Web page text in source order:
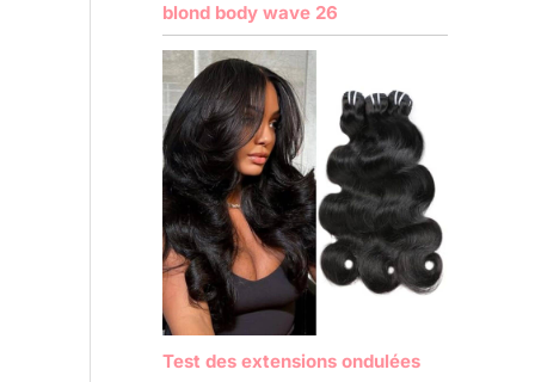
blond body wave 26
Test des extensions ondulées